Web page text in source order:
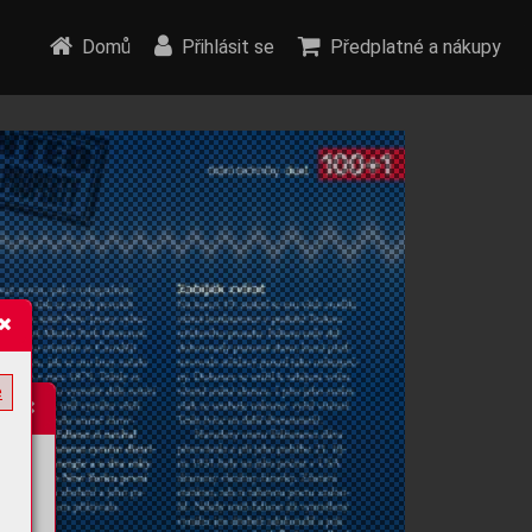
Domů Přihlásit se Předplatné a nákupy